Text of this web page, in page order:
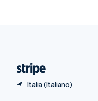
Italia (Italiano)